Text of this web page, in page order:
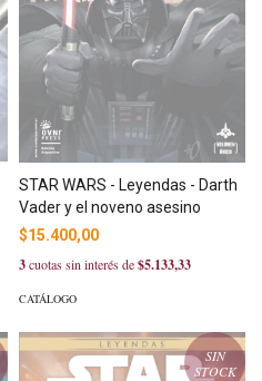
STAR WARS - Leyendas - Darth
Vader y el noveno asesino
$15.400,00
3cuotas sin interés de$5.133,33
CATÁLOGO
SIN
STOCK